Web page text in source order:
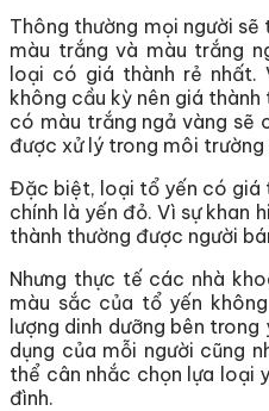
Thông thường mọi người
màu trắng và màu trắng
loại có giá thành rẻ
không cầu kỳ nên giá
có màu trắng ngả vàng sẽ
được xử lý trong môi trường
Đặc biệt, loại tổ yến có giá
chính là yến đỏ. Vì sự khan
thành thường được người
Nhưng thực tế các nhà
màu sắc của tổ yến
lượng dinh dưỡng bên trong
dụng của mỗi người cũng
thể cân nhắc chọn lựa loại
đình.